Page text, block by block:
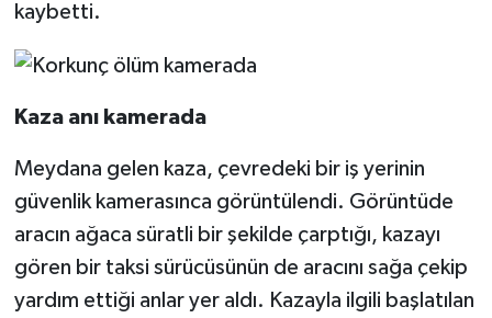
kaybetti.
Kaza anı kamerada
Meydana gelen kaza, çevredeki bir iş yerinin
güvenlik kamerasınca görüntülendi. Görüntüde
aracın ağaca süratli bir şekilde çarptığı, kazayı
gören bir taksi sürücüsünün de aracını sağa çekip
yardım ettiği anlar yer aldı. Kazayla ilgili başlatılan